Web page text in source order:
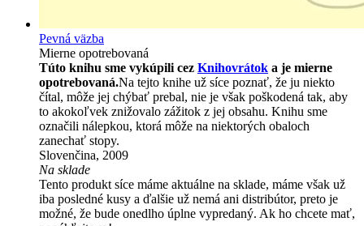
Pevná väzba
Mierne opotrebovaná
Túto knihu sme vykúpili cez Knihovrátok a je mierne
opotrebovaná.Na tejto knihe už síce poznať, že ju niekto
čítal, môže jej chýbať prebal, nie je však poškodená tak, aby
to akokoľvek znižovalo zážitok z jej obsahu. Knihu sme
označili nálepkou, ktorá môže na niektorých obaloch
zanechať stopy.
Slovenčina, 2009
Na sklade
Tento produkt síce máme aktuálne na sklade, máme však už
iba posledné kusy a ďalšie už nemá ani distribútor, preto je
možné, že bude onedlho úplne vypredaný. Ak ho chcete mať,